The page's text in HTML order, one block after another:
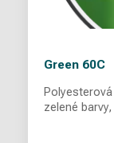
Green 60C
zelené